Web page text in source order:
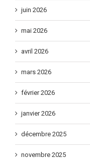
juin 2026
mai 2026
avril 2026
mars 2026
février 2026
janvier 2026
décembre 2025
novembre 2025